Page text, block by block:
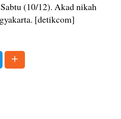
(10/12). Akad nikah
[detikcom]